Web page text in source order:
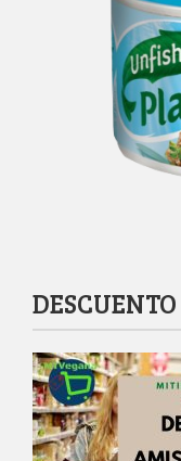
DESCUENTO